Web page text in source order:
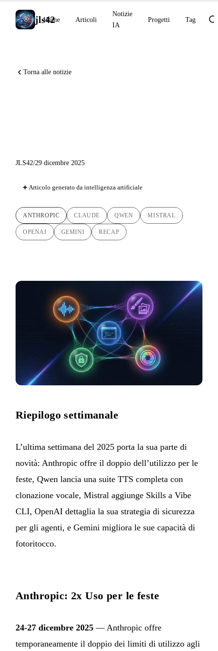
jls42
Home Articoli
Notizie
IA
Progetti Tag
Torna alle notizie
JLS42/29 dicembre 2025
Articolo generato da intelligenza artificiale
ANTHROPIC CLAUDE QWEN MISTRAL
OPENAI GEMINI RECAP
Riepilogo settimanale
L’ultima settimana del 2025 porta la sua parte di
novità: Anthropic offre il doppio dell’utilizzo per le
feste, Qwen lancia una suite TTS completa con
clonazione vocale, Mistral aggiunge Skills a Vibe
CLI, OpenAI dettaglia la sua strategia di sicurezza
per gli agenti, e Gemini migliora le sue capacità di
fotoritocco.
Anthropic: 2x Uso per le feste
24-27 dicembre 2025 — Anthropic offre
temporaneamente il doppio dei limiti di utilizzo agli